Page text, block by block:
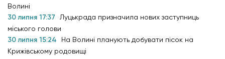
Волині
30 липня 17:37
Луцькрада призначила нових заступниць
міського голови
30 липня 15:24
На Волині планують добувати пісок на
Крижівському родовищі